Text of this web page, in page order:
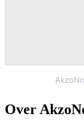
Over